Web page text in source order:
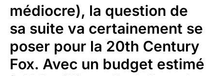
médiocre), la question de
sa suite va certainement se
poser pour la 20th Century
Fox. Avec un budget estimé